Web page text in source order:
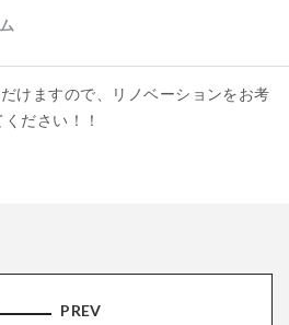
けますので、リノベーションをお考
ださい！！
PREV